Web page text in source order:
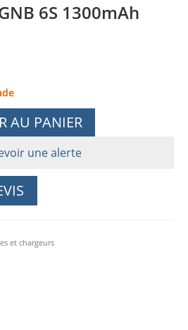
6S 1300mAh
AU PANIER
une alerte
et chargeurs